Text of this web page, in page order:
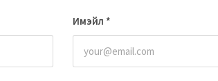
Имэйл *